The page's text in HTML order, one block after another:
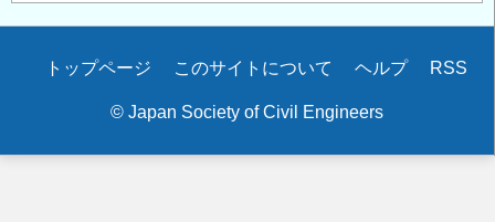
Secondary
トップページ このサイトについて ヘルプ RSS
© Japan Society of Civil Engineers